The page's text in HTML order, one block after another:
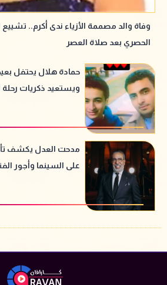
وفاة والد مصممة الأزياء ندى أكرم..
الحصري بعد صلاة العصر
حمادة هلال يحتفل
ويستعيد ذكريات رحلة
مدحت العدل يكشف
على السينما وأجور